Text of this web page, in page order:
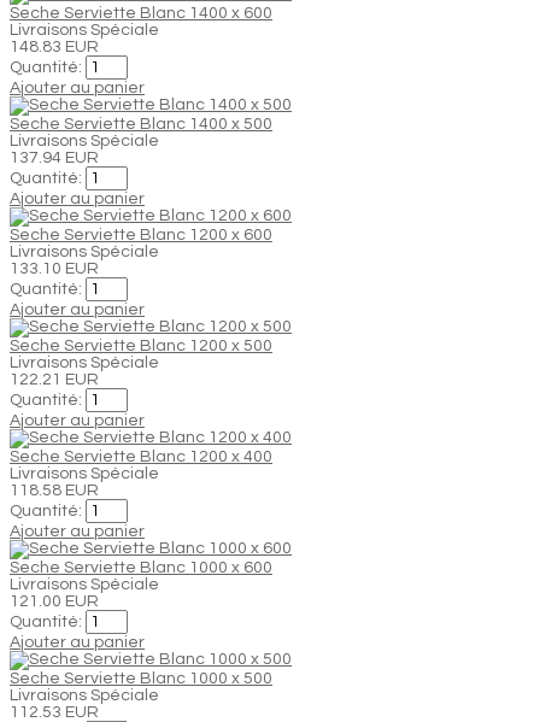
Seche Serviette Blanc 1400 x 600
Livraisons Spéciale
148.83 EUR
Quantité:
Ajouter au panier
Seche Serviette Blanc 1400 x 500
Livraisons Spéciale
137.94 EUR
Quantité:
Ajouter au panier
Seche Serviette Blanc 1200 x 600
Livraisons Spéciale
133.10 EUR
Quantité:
Ajouter au panier
Seche Serviette Blanc 1200 x 500
Livraisons Spéciale
122.21 EUR
Quantité:
Ajouter au panier
Seche Serviette Blanc 1200 x 400
Livraisons Spéciale
118.58 EUR
Quantité:
Ajouter au panier
Seche Serviette Blanc 1000 x 600
Livraisons Spéciale
121.00 EUR
Quantité:
Ajouter au panier
Seche Serviette Blanc 1000 x 500
Livraisons Spéciale
112.53 EUR